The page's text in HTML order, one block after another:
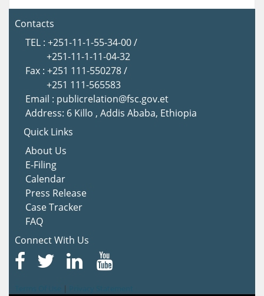
Contacts
TEL : +251-11-1-55-34-00 /
+251-11-1-11-04-32
Fax : +251 111-550278 /
+251 111-565583
Email : publicrelation@fsc.gov.et
Address: 6 Killo , Addis Ababa, Ethiopia
Quick Links
About Us
E-Filing
Calendar
Press Release
Case Tracker
FAQ
Connect With Us
|